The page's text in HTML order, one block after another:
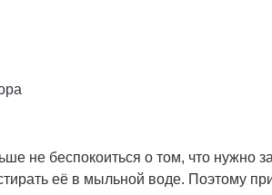
не беспокоиться о том, что нужно
её в мыльной воде. Поэтому